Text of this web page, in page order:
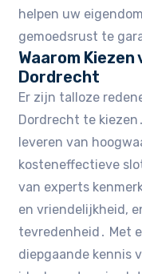
helpen uw
gemoedsrust te
Waarom
Dordrecht
Er zijn talloze
Dordrecht te
leveren van
kosteneffectieve
van experts
en vriendelijkheid,
tevredenheid․ Met
diepgaande kennis